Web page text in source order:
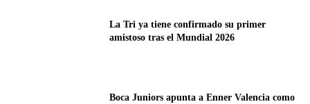
La Tri ya tiene confirmado su primer
amistoso tras el Mundial 2026
Boca Juniors apunta a Enner Valencia como